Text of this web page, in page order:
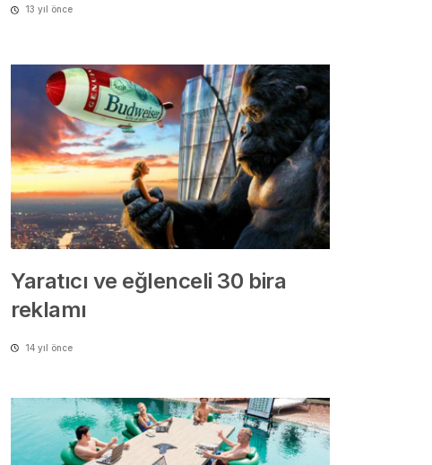
13 yıl önce
Yaratıcı ve eğlenceli 30 bira
reklamı
14 yıl önce